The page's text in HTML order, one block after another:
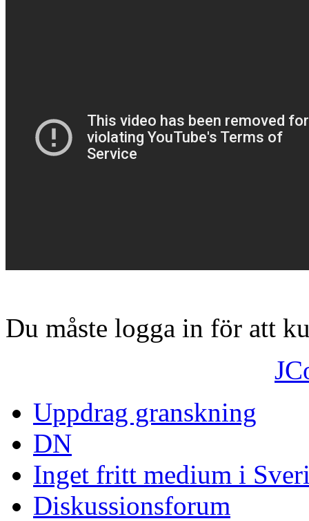
Du måste logga in för att
Uppdrag granskning
DN
Inget fritt medium i
Diskussionsforum